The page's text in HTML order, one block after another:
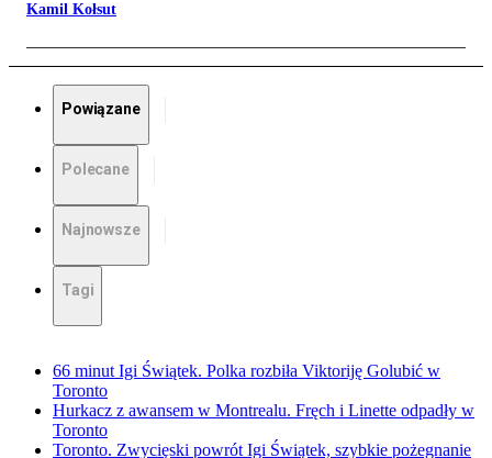
Kamil Kołsut
Powiązane
Polecane
Najnowsze
Tagi
66 minut Igi Świątek. Polka rozbiła Viktoriję Golubić w
Toronto
Hurkacz z awansem w Montrealu. Fręch i Linette odpadły w
Toronto
Toronto. Zwycięski powrót Igi Świątek, szybkie pożegnanie